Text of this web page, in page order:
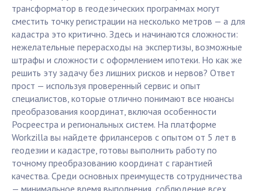
трансформатор в геодезических программах могут
сместить точку регистрации на несколько метров — а для
кадастра это критично. Здесь и начинаются сложности:
нежелательные перерасходы на экспертизы, возможные
штрафы и сложности с оформлением ипотеки. Но как же
решить эту задачу без лишних рисков и нервов? Ответ
прост — используя проверенный сервис и опыт
специалистов, которые отлично понимают все нюансы
преобразования координат, включая особенности
Росреестра и региональных систем. На платформе
Workzilla вы найдете фрилансеров с опытом от 5 лет в
геодезии и кадастре, готовы выполнить работу по
точному преобразованию координат с гарантией
качества. Среди основных преимуществ сотрудничества